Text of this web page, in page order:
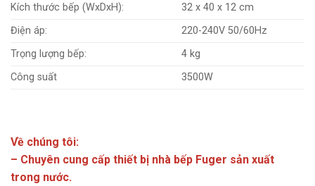
Kích thước bếp (WxDxH):
32 x 40 x 12 cm
Điện áp:
220-240V 50/60Hz
Trọng lượng bếp:
4 kg
Công suất
3500W
Về chúng tôi:
– Chuyên cung cấp thiết bị nhà bếp Fuger sản xuất
trong nước.